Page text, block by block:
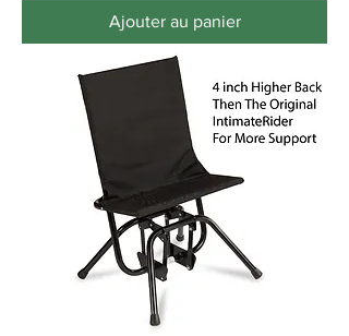
Ajouter au panier